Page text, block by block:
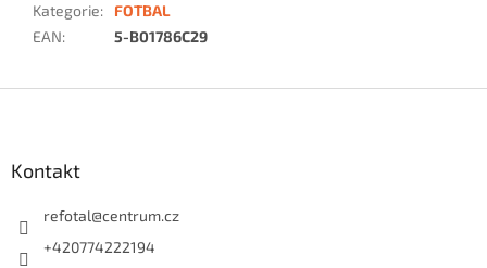
Kategorie:
FOTBAL
EAN: 5-B01786C29
Kontakt
refotal@centrum.cz
+420774222194